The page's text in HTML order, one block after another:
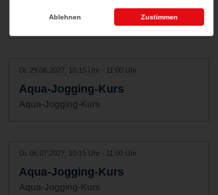
Aqua-Jogging-Kurs
Aqua-Jogging-Kurs
Di. 29.06.2027, 10:15 Uhr - 11:00 Uhr
Aqua-Jogging-Kurs
Aqua-Jogging-Kurs
Di. 06.07.2027, 10:15 Uhr - 11:00 Uhr
Aqua-Jogging-Kurs
Aqua-Jogging-Kurs
Ablehnen Zustimmen